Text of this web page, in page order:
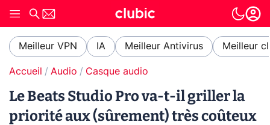
Meilleur VPN IA Meilleur Antivirus Meilleur
Accueil Audio Casque audio
Le Beats Studio Pro va-t-il griller la
priorité aux (sûrement) très coûteux